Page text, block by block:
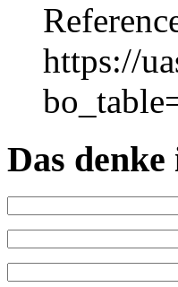
https://
Das denke